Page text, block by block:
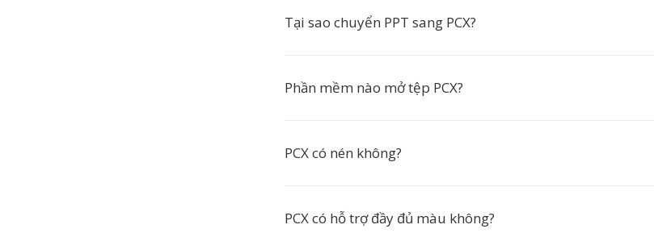
Tại sao chuyển PPT sang PCX?
Phần mềm nào mở tệp PCX?
PCX có nén không?
PCX có hỗ trợ đầy đủ màu không?